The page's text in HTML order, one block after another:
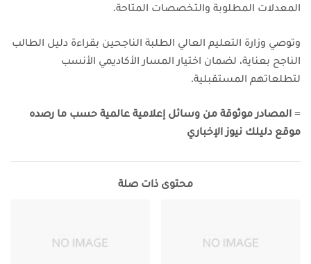
المعدلات المطلوبة والتخصصات المتاحة.
وتوصي وزارة التعليم العالي الطلبة الناجحين بقراءة دليل الطالب
الناجح بعناية، لضمان اختيار المسار الأكاديمي الأنسب
لتطلعاتهم المستقبلية.
= المصادر موثوقة من وسائل إعلامية عالمية حسب ما رصده
موقع دليلك نيوز الإخباري
محتوى ذات صلة